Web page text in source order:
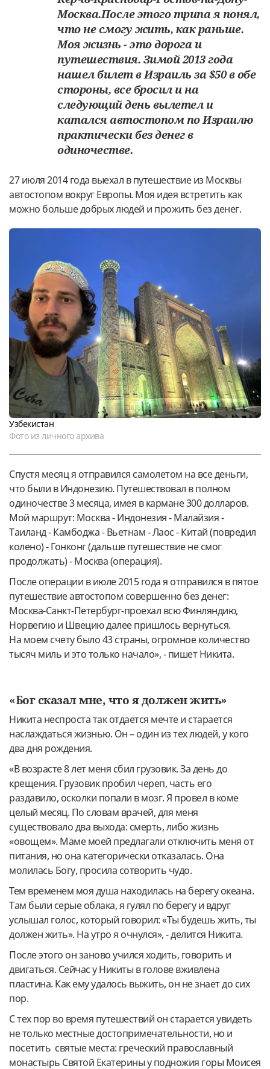
Москва.После этого трипа я понял,
что не смогу жить, как раньше.
Моя жизнь - это дорога и
путешествия. Зимой 2013 года
нашел билет в Израиль за $50 в обе
стороны, все бросил и на
следующий день вылетел и
катался автостопом по Израилю
практически без денег в
одиночестве.
27 июля 2014 года выехал в путешествие из Москвы
автостопом вокруг Европы. Моя идея встретить как
можно больше добрых людей и прожить без денег.
Узбекистан
Фото из личного архива
Спустя месяц я отправился самолетом на все деньги,
что были в Индонезию. Путешествовал в полном
одиночестве 3 месяца, имея в кармане 300 долларов.
Мой маршрут: Москва - Индонезия - Малайзия -
Таиланд - Камбоджа - Вьетнам - Лаос - Китай (повредил
колено) - Гонконг (дальше путешествие не смог
продолжать) - Москва (операция).
После операции в июле 2015 года я отправился в пятое
путешествие автостопом совершенно без денег:
Москва-Санкт-Петербург-проехал всю Финляндию,
Норвегию и Швецию далее пришлось вернуться.
На моем счету было 43 страны, огромное количество
тысяч миль и это только начало», - пишет Никита.
«Бог сказал мне, что я должен жить»
Никита неспроста так отдается мечте и старается
наслаждаться жизнью. Он – один из тех людей, у кого
два дня рождения.
«В возрасте 8 лет меня сбил грузовик. За день до
крещения. Грузовик пробил череп, часть его
раздавило, осколки попали в мозг. Я провел в коме
целый месяц. По словам врачей, для меня
существовало два выхода: смерть, либо жизнь
«овощем». Маме моей предлагали отключить меня от
питания, но она категорически отказалась. Она
молилась Богу, просила сотворить чудо.
Тем временем моя душа находилась на берегу океана.
Там были серые облака, я гулял по берегу и вдруг
услышал голос, который говорил: «Ты будешь жить, ты
должен жить». На утро я очнулся», - делится Никита.
После этого он заново учился ходить, говорить и
двигаться. Сейчас у Никиты в голове вживлена
пластина. Как ему удалось выжить, он не знает до сих
пор.
С тех пор во время путешествий он старается увидеть
не только местные достопримечательности, но и
посетить святые места: греческий православный
монастырь Святой Екатерины у подножия горы Моисея